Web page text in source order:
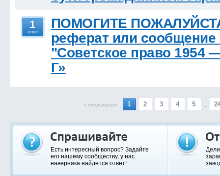
1
ответ
ПОМОГИТЕ
реферат или сообщение
"Советское право 1954
Г»
« предыдущая 1 2 3 4 5 ...
Есть интересный вопрос? Задайте
его нашему сообществу, у нас
наверняка найдется ответ!